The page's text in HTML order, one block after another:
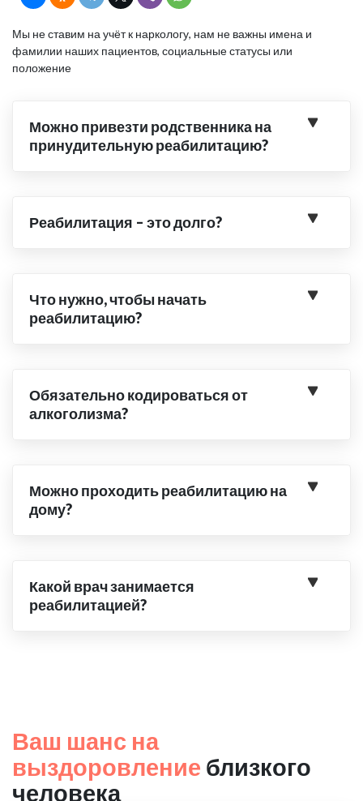
Мы не ставим на учёт к наркологу, нам не важны имена и
фамилии наших пациентов, социальные статусы или
положение
Можно привезти родственника на
принудительную реабилитацию?
Реабилитация – это долго?
Что нужно, чтобы начать
реабилитацию?
Обязательно кодироваться от
алкоголизма?
Можно проходить реабилитацию на
дому?
Какой врач занимается
реабилитацией?
Ваш шанс на
выздоровление близкого
человека